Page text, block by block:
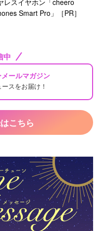
Smart Pro」［PR］
中
ールマガジン
スをお届け！
こちら